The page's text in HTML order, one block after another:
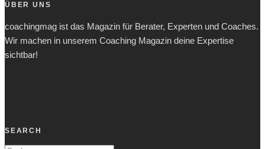
ÜBER UNS
coachingmag ist das Magazin für Berater, Experten und Coaches.
Wir machen in unserem Coaching Magazin deine Expertise
sichtbar!
SEARCH